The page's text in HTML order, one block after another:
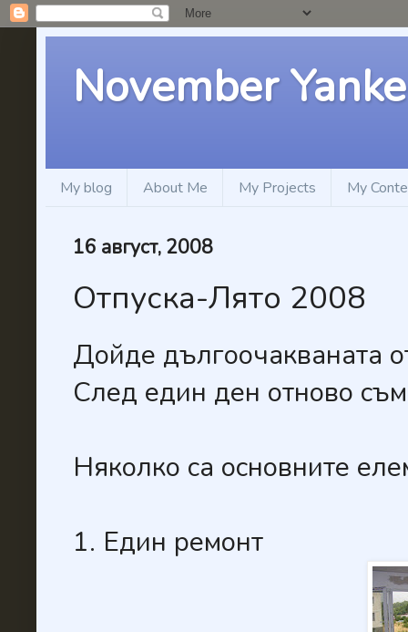
November
My blog About Me My Projects My
16 август, 2008
Отпуска-Лято 2008
Дойде дългоочакваната
След един ден отново
Няколко са основните
1. Един ремонт